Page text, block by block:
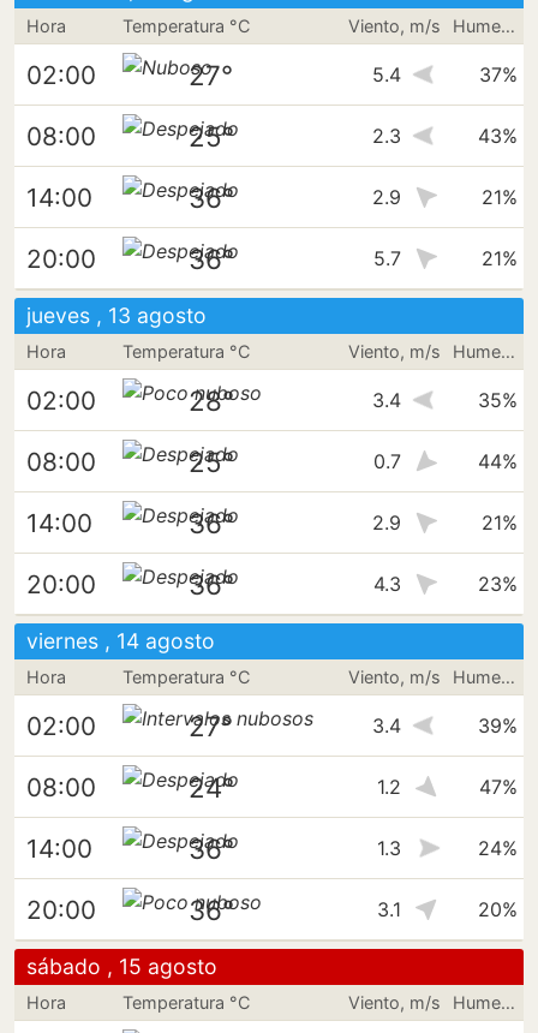
Hora Temperatura °C Viento, m/s Humedad
02:00 27° 5.4 37%
08:00 25° 2.3 43%
14:00 36° 2.9 21%
20:00 36° 5.7 21%
jueves , 13 agosto
Hora Temperatura °C Viento, m/s Humedad
02:00 28° 3.4 35%
08:00 25° 0.7 44%
14:00 36° 2.9 21%
20:00 36° 4.3 23%
viernes , 14 agosto
Hora Temperatura °C Viento, m/s Humedad
02:00 27° 3.4 39%
08:00 24° 1.2 47%
14:00 36° 1.3 24%
20:00 36° 3.1 20%
sábado , 15 agosto
Hora Temperatura °C Viento, m/s Humedad